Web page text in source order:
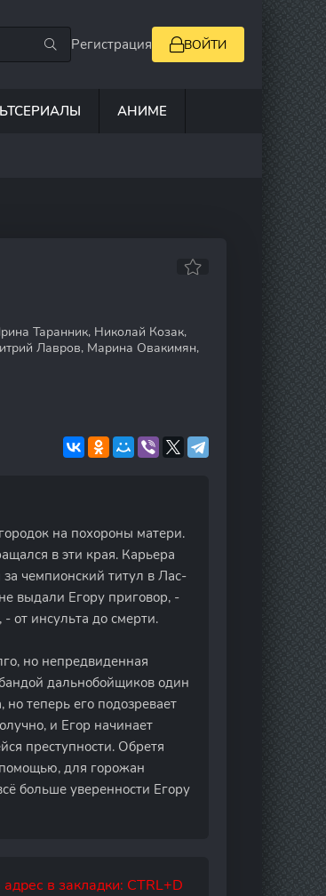
Регистрация ВОЙТИ
АНИМЕ
Таранник, Николай Козак,
Лавров, Марина Овакимян,
на похороны матери.
в эти края. Карьера
чемпионский титул в Лас-
выдали Егору приговор, -
от инсульта до смерти.
но непредвиденная
дальнобойщиков один
теперь его подозревает
и Егор начинает
преступности. Обретя
для горожан
больше уверенности Егору
в закладки: CTRL+D